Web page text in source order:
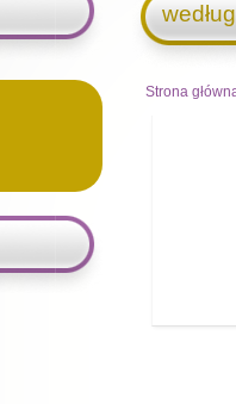
Strona